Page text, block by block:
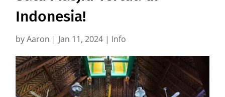
Indonesia!
byAaron | Jan 11, 2024 | Info